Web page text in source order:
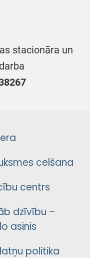
stacionāra un
celšana
centrs
dzīvību –
asinis
politika